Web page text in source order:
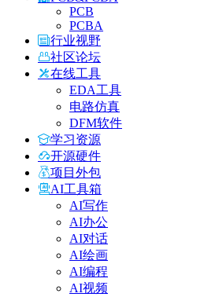
PCB
PCBA
行业视野
社区论坛
在线工具
EDA工具
电路仿真
DFM软件
学习资源
开源硬件
项目外包
AI工具箱
AI写作
AI办公
AI对话
AI绘画
AI编程
AI视频